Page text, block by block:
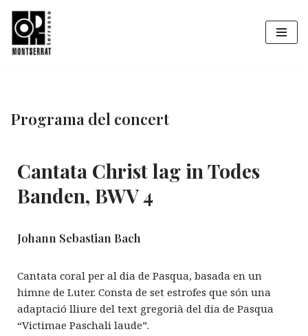
Vés
al
Programa del concert
Cantata Christ lag in Todes
Banden, BWV 4
Johann Sebastian Bach
Cantata coral per al dia de Pasqua, basada en un
himne de Luter. Consta de set estrofes que són una
adaptació lliure del text gregorià del dia de Pasqua
“Victimae Paschali laude”.